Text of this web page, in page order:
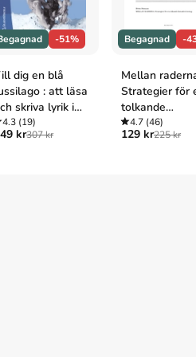
handbok(13:e uppl.).
13:e uppl.
-51%
dig en blå
: att läsa
skriva lyrik i
4.3 (19)
kr307 kr
Begagnad -
Mellan
Strategier för
tolkande
4.7 (46)
129 kr225 kr